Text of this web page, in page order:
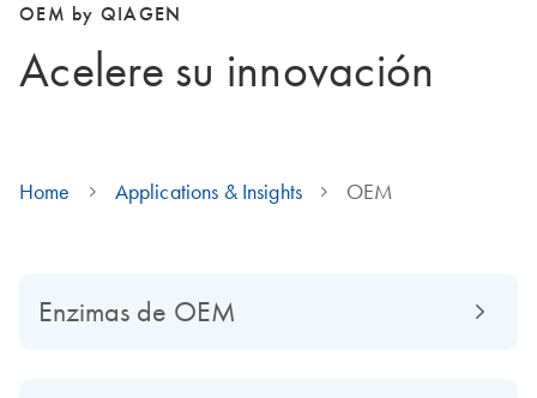
OEM by QIAGEN
Acelere su innovación
Home Applications & Insights OEM
Enzimas de OEM